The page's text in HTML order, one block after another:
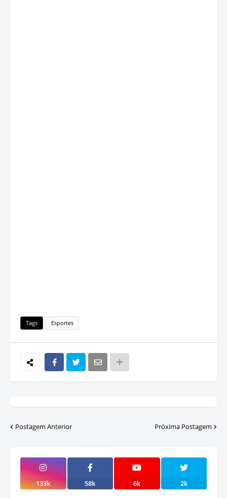
Tags Esportes
Postagem Anterior Próxima Postagem
133k 58k 6k 2k